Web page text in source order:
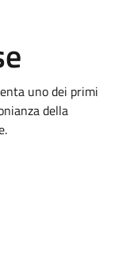
uno dei primi
della